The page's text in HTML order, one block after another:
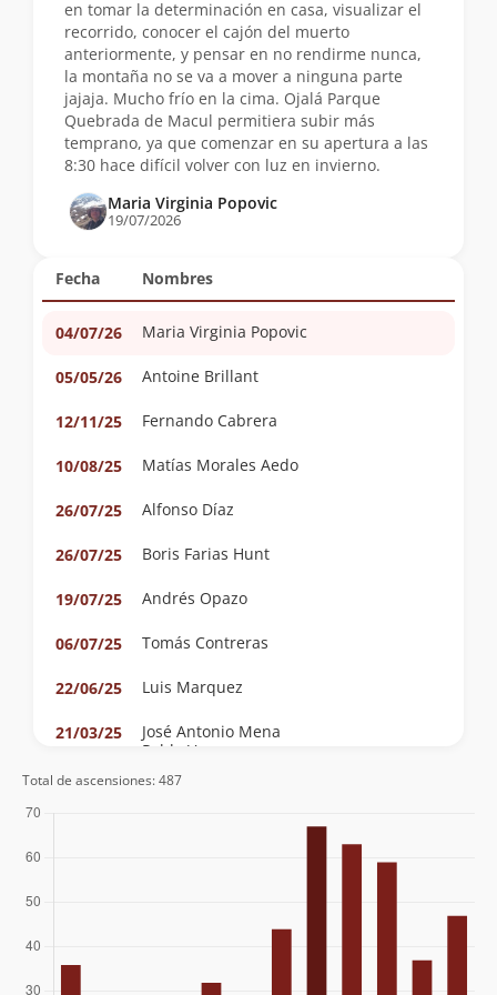
Fecha Nombres
04/07/26 Maria Virginia Popovic
05/05/26 Antoine Brillant
12/11/25 Fernando Cabrera
10/08/25 Matías Morales Aedo
26/07/25 Alfonso Díaz
26/07/25 Boris Farias Hunt
19/07/25 Andrés Opazo
06/07/25 Tomás Contreras
22/06/25 Luis Marquez
21/03/25
José Antonio Mena
Pablo Vergara
en tomar la determinación en casa, visualizar el
recorrido, conocer el cajón del muerto
anteriormente, y pensar en no rendirme nunca,
la montaña no se va a mover a ninguna parte
jajaja. Mucho frío en la cima. Ojalá Parque
Quebrada de Macul permitiera subir más
temprano, ya que comenzar en su apertura a las
8:30 hace difícil volver con luz en invierno.
Maria Virginia Popovic
19/07/2026
Total de ascensiones: 487